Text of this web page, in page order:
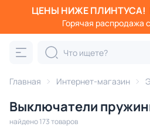
ЦЕНЫ НИЖЕ ПЛИНТУСА!
Горячая распродажа
Главная Интернет-магазин
Выключатели
найдено 173 товаров
Категория:
диммеры